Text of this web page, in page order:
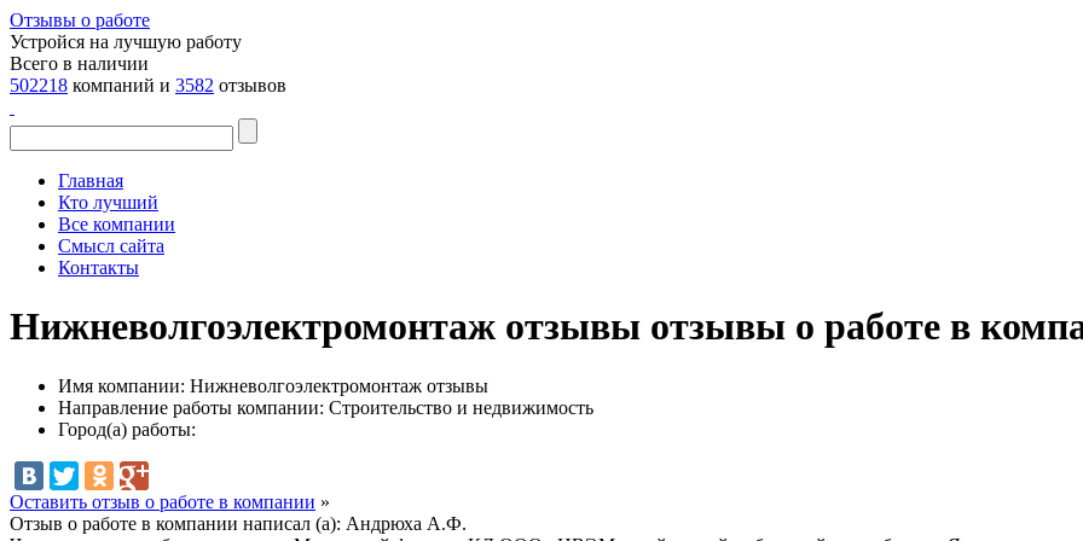
Отзывы о работе
Устройся на лучшую работу
Всего в наличии
502218 компаний и 3582 отзывов
Главная
Кто лучший
Все компании
Смысл сайта
Контакты
Нижневолгоэлектромонтаж отзывы отзывы о работе в
Имя компании: Нижневолгоэлектромонтаж отзывы
Направление работы компании: Строительство и недвижимость
Город(а) работы:
Оставить отзыв о работе в компании »
Отзыв о работе в компании написал (а): Андрюха А.Ф.